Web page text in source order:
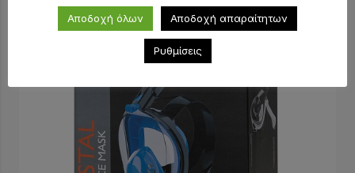
Αποδοχή όλων Αποδοχή απαραίτητων
Ρυθμίσεις